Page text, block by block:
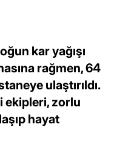
kar yağışı
rağmen, 64
ulaştırıldı.
ekipleri, zorlu
hayat